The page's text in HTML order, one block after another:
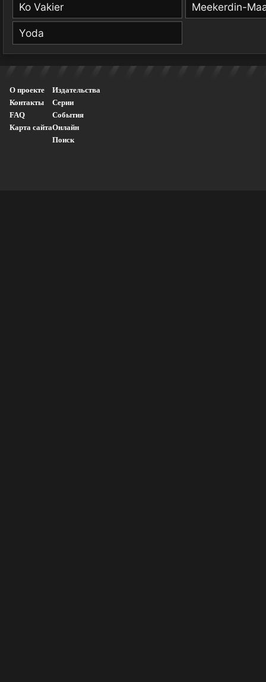
Ko Vakier Meekerdin-
Yoda
О проекте
Контакты
FAQ
Карта сайта
Издательства
Серии
События
Онлайн
Поиск